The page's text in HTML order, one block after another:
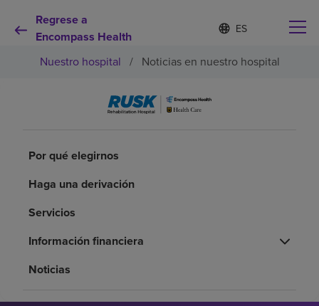
Regrese a
Encompass Health
Lista
de
idiomas
contraída
d
o
Servicios de rehabilitación
Pacientes y cuidadores
Recursos de salud
Nuestro hospital / Noticias en nuestro hospital
Por qué elegirnos
Haga una derivación
Servicios
Información financiera
Noticias